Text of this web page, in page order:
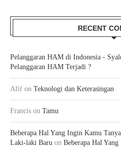
RECENT
Pelanggaran HAM di Indonesia -
Pelanggaran HAM Terjadi ?
Afif on Teknologi dan Keterasingan
Francis on Tamu
Beberapa Hal Yang Ingin Kamu
Laki-laki Baru on Beberapa Hal